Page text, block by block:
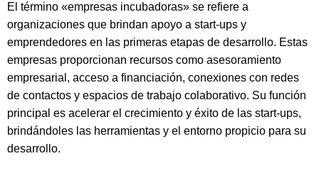
El término «empresas incubadoras» se refiere a
organizaciones que brindan apoyo a start-ups y
emprendedores en las primeras etapas de desarrollo. Estas
empresas proporcionan recursos como asesoramiento
empresarial, acceso a financiación, conexiones con redes
de contactos y espacios de trabajo colaborativo. Su función
principal es acelerar el crecimiento y éxito de las start-ups,
brindándoles las herramientas y el entorno propicio para su
desarrollo.